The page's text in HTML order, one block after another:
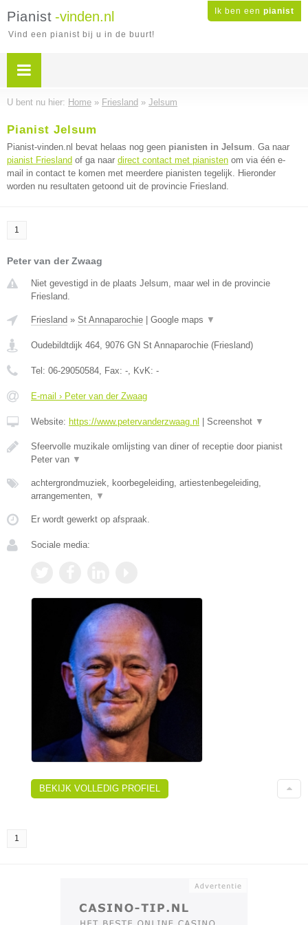
Ik ben een pianist
Pianist -vinden.nl
Vind een pianist bij u in de buurt!
U bent nu hier: Home » Friesland » Jelsum
Pianist Jelsum
Pianist-vinden.nl bevat helaas nog geen pianisten in Jelsum. Ga naar
pianist Friesland of ga naar direct contact met pianisten om via één e-
mail in contact te komen met meerdere pianisten tegelijk. Hieronder
worden nu resultaten getoond uit de provincie Friesland.
1
Peter van der Zwaag
Niet gevestigd in de plaats Jelsum, maar wel in de provincie
Friesland.
Friesland » St Annaparochie Google maps ▼
Oudebildtdijk 464, 9076 GN St Annaparochie (Friesland)
Tel: 06-29050584, Fax: -, KvK: -
E-mail › Peter van der Zwaag
Website: https://www.petervanderzwaag.nl Screenshot ▼
Sfeervolle muzikale omlijsting van diner of receptie door pianist
Peter van ▼
achtergrondmuziek, koorbegeleiding, artiestenbegeleiding,
arrangementen, ▼
Er wordt gewerkt op afspraak.
Sociale media:
BEKIJK VOLLEDIG PROFIEL
1